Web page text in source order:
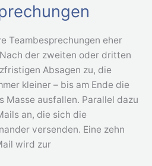
Teambesprechungen eher
der zweiten oder dritten
Absagen zu, die
kleiner – bis am Ende die
Masse ausfallen. Parallel dazu
an, die sich die
versenden. Eine zehn
wird zur